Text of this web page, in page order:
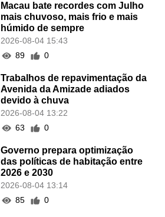
Macau bate recordes com Julho
mais chuvoso, mais frio e mais
húmido de sempre
2026-08-04 15:43
89
0
Trabalhos de repavimentação da
Avenida da Amizade adiados
devido à chuva
2026-08-04 13:22
63
0
Governo prepara optimização
das políticas de habitação entre
2026 e 2030
2026-08-04 13:14
85
0